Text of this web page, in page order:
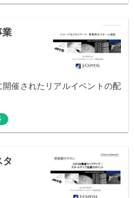
業
催されたリアルイベントの配
タ